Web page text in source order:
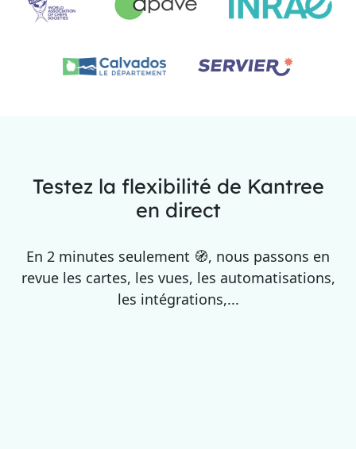
Testez la flexibilité de Kantree
en direct
En 2 minutes seulement 🧭, nous passons en
revue les cartes, les vues, les automatisations,
les intégrations,...